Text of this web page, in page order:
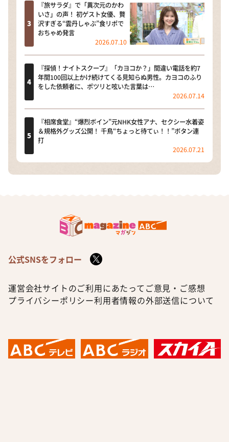
『旅サラダ』で「異次元のかわ
いさ」の声！ 初ゲスト女優、贅
沢すぎる“雲丹しゃぶ”食リポで
おちゃめ発言
2026.07.10
『探偵！ナイトスクープ』「カヨコか？」間違い電話を約7
年間100回以上かけ続けてくる見知らぬ男性。カヨコのふり
をした依頼者に、ポツリと呟いた言葉は…
2026.07.14
『相席食堂』“爆烈ボイン”元NHK女性アナ、セクシー水着姿
＆規格外グッズ公開！ 千鳥“ちょっと待てぃ！！”ボタン連
打
2026.07.21
公式SNSをフォロー
運営会社サイトのご利用にあたって ご意見・ご感想
プライバシーポリシー利用者情報の外部送信について